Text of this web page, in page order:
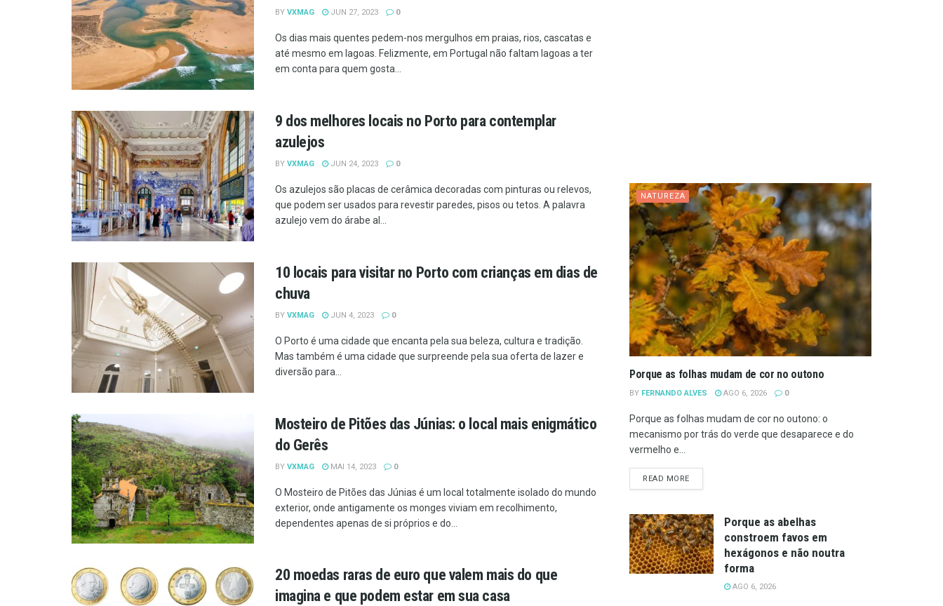
BY VXMAG JUN 27, 2023 0
Os dias mais quentes pedem-nos mergulhos em praias, rios, cascatas e
até mesmo em lagoas. Felizmente, em Portugal não faltam lagoas a ter
em conta para quem gosta...
9 dos melhores locais no Porto para contemplar
azulejos
BY VXMAG JUN 24, 2023 0
Os azulejos são placas de cerâmica decoradas com pinturas ou relevos,
que podem ser usados para revestir paredes, pisos ou tetos. A palavra
azulejo vem do árabe al...
10 locais para visitar no Porto com crianças em dias de
chuva
BY VXMAG JUN 4, 2023 0
O Porto é uma cidade que encanta pela sua beleza, cultura e tradição.
Mas também é uma cidade que surpreende pela sua oferta de lazer e
diversão para...
Mosteiro de Pitões das Júnias: o local mais enigmático
do Gerês
BY VXMAG MAI 14, 2023 0
O Mosteiro de Pitões das Júnias é um local totalmente isolado do mundo
exterior, onde antigamente os monges viviam em recolhimento,
dependentes apenas de si próprios e do...
20 moedas raras de euro que valem mais do que
imagina e que podem estar em sua casa
NATUREZA
Porque as folhas mudam de cor no outono
BY FERNANDO ALVES AGO 6, 2026 0
Porque as folhas mudam de cor no outono: o
mecanismo por trás do verde que desaparece e do
vermelho e...
READ MOREDETAILS
Porque as abelhas
constroem favos em
hexágonos e não noutra
forma
AGO 6, 2026